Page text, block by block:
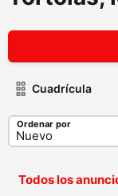
Cuadrícula
Ordenar por
Todos los